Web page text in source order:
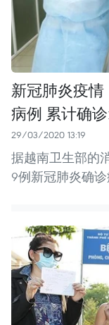
新冠肺炎疫
病例 累计确
29/03/2020 13:19
据越南卫生部的
9例新冠肺炎确诊